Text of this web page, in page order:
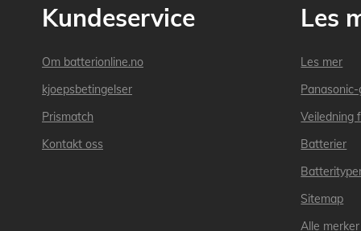
Kundeservice
Om batterionline.no
kjoepsbetingelser
Prismatch
Kontakt oss
Les
Les mer
Veiledning
Batterier
Sitemap
Alle merker